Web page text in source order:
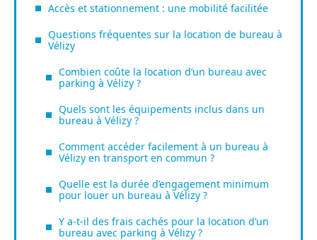
Accès et stationnement : une mobilité facilitée
Questions fréquentes sur la location de bureau à
Vélizy
Combien coûte la location d’un bureau avec
parking à Vélizy ?
Quels sont les équipements inclus dans un
bureau à Vélizy ?
Comment accéder facilement à un bureau à
Vélizy en transport en commun ?
Quelle est la durée d’engagement minimum
pour louer un bureau à Vélizy ?
Y a-t-il des frais cachés pour la location d’un
bureau avec parking à Vélizy ?